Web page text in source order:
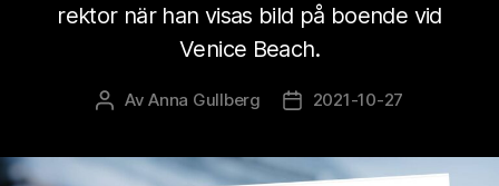
rektor när han visas bild på boende vid
Venice Beach.
Inläggsförfattare
AvAnna Gullberg Inläggsdatum
2021-10-27